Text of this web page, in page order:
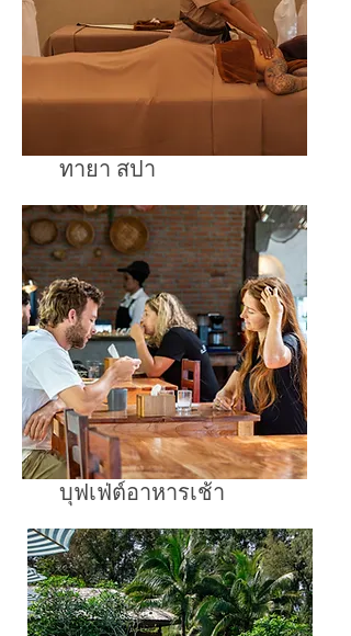
ทายา สปา
บุฟเฟ่ต์อาหารเช้า